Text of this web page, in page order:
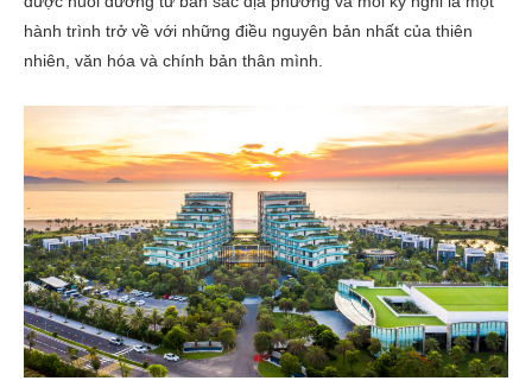
hành trình trở về với những điều nguyên bản nhất của thiên
nhiên, văn hóa và chính bản thân mình.